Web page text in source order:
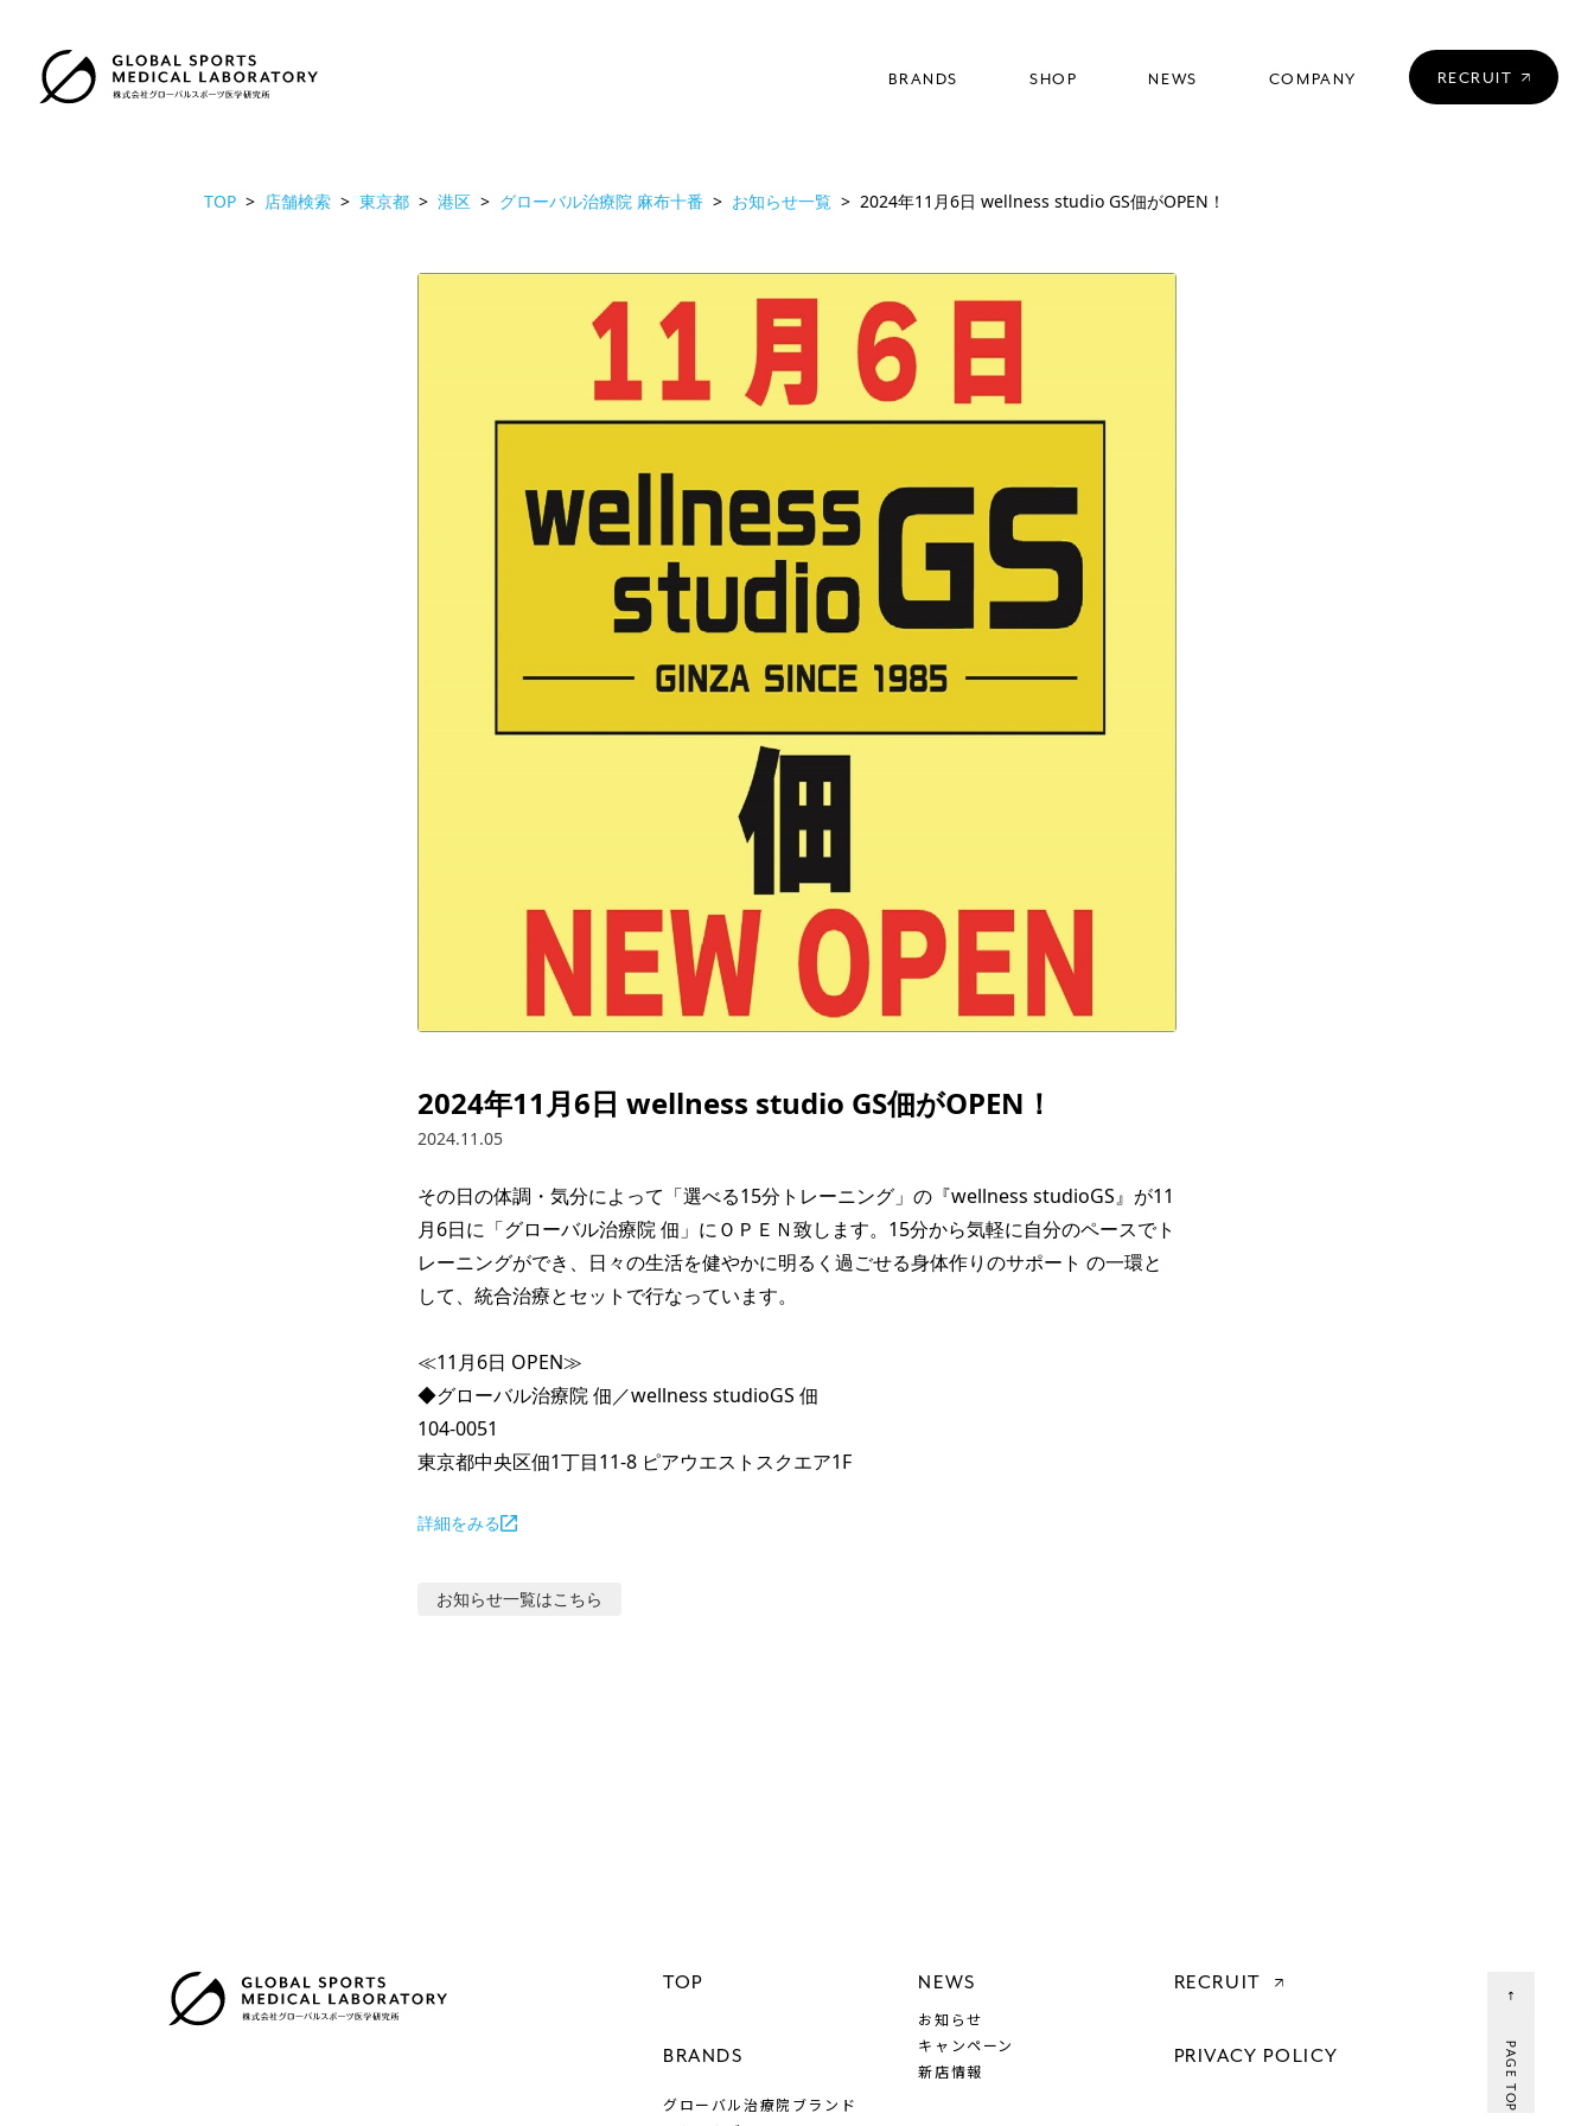
BRANDSブランド SHOP店舗一覧 NEWSニュース COMPANY
会社情報 RECRUIT
TOP 店舗検索 東京都 港区 グローバル治療院 麻布十番 お知らせ一覧 2024年11月6日 wellness studio GS佃がOPEN！
2024年11月6日 wellness studio GS佃がOPEN！
2024.11.05
その日の体調・気分によって「選べる15分トレーニング」の『wellness studioGS』が11
月6日に「グローバル治療院 佃」にＯＰＥＮ致します。15分から気軽に自分のペースでト
レーニングができ、日々の生活を健やかに明るく過ごせる身体作りのサポート の一環と
して、統合治療とセットで行なっています。
≪11月6日 OPEN≫
◆グローバル治療院 佃／wellness studioGS 佃
104-0051
東京都中央区佃1丁目11-8 ピアウエストスクエア1F
詳細をみる
お知らせ一覧はこちら
株式会社グローバルスポーツ医学研究所
TOP
BRANDS
グローバル治療院ブランド
NEWS
お知らせ
キャンペーン
新店情報
RECRUIT
PRIVACY POLICY PAGE TOP